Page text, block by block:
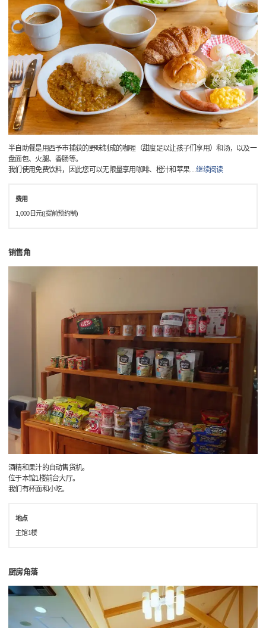
半自助餐是用西予市捕获的野味制成的咖喱（甜度足以让孩子们享用）和汤，以及一
盘面包、火腿、香肠等。
我们使用免费饮料，因此您可以无限量享用咖啡、橙汁和苹果…继续阅读
费用
1,000日元((提前预约制)
销售角
酒精和果汁的自动售货机。
位于本馆1楼前台大厅。
我们有杯面和小吃。
地点
主馆1楼
厨房角落